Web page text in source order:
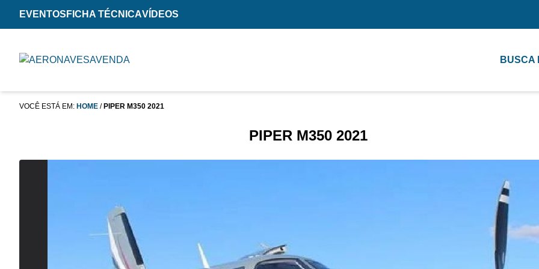
EVENTOS FICHA TÉCNICAVÍDEOS
BUSCA
VOCÊ ESTÁ EM: HOME / PIPER M350 2021
PIPER M350 2021